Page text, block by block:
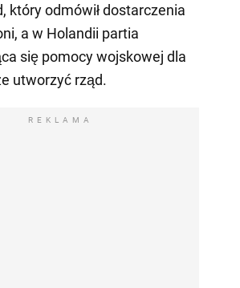
który odmówił dostarczenia
a w Holandii partia
się pomocy wojskowej dla
utworzyć rząd.
REKLAMA